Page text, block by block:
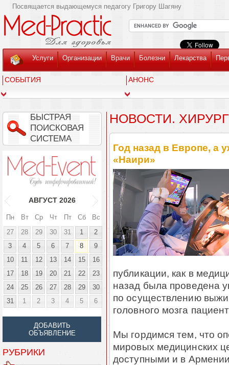
Посвящается выдающемуся педагогу Григору Шагяну
Услуги Организации Врачи Болезни Лекарства
СОБЫТИЯ АНОНС
БЫСТРАЯ
ПОИСКОВАЯ
СИСТЕМА
АВГУСТ 2026
Пн Вт Ср Чт Пт Сб
Вс
27
28 29 30 31 1
2
3
4 5 6 7 8
9
10
11 12 13 14 15
16
17
18 19 20 21 22
23
24
25 26 27 28 29
30
31
1 2 3 4 5 6
ДОБАВИТЬ
ОБЪЯВЛЕНИЕ
РУБРИКИ
НОВОСТИ.
Год назад в Европе, а
«Наири»
публикации, как в
назад была проведена
по осуществлению
головного мозга
Мы гордимся тем, что
мировых медицинских
доступными и в